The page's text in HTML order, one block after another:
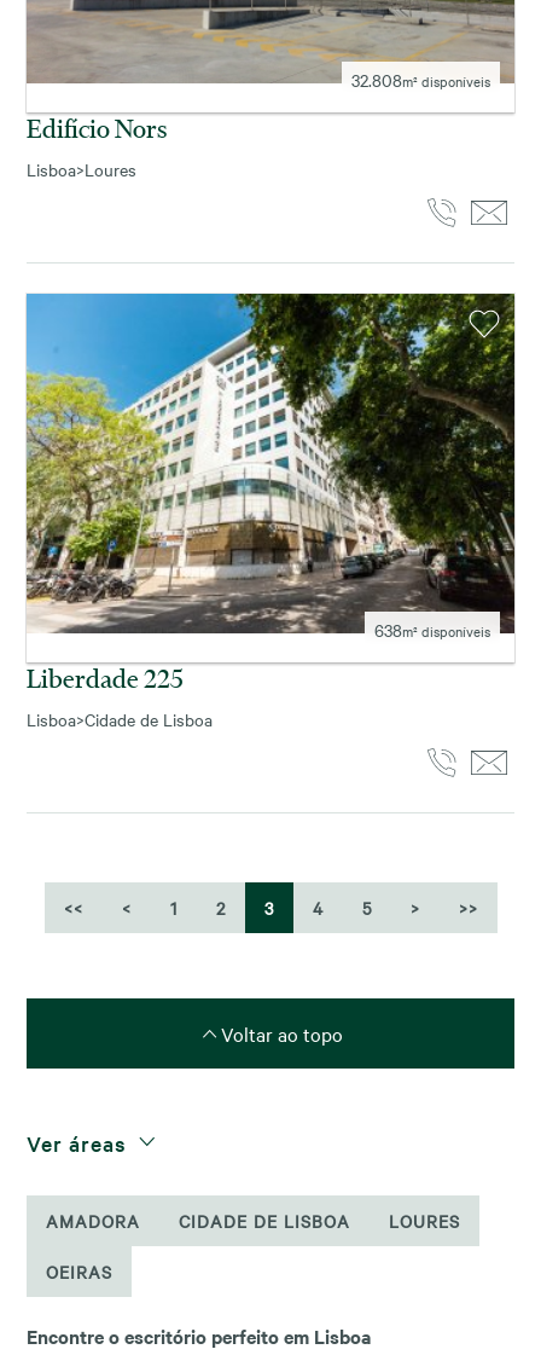
32.808m² disponíveis
Edifício Nors
Lisboa>Loures
638m² disponíveis
Liberdade 225
Lisboa>Cidade de Lisboa
<< < 1 2 3 4 5 > >>
Voltar ao topo
Ver áreas
AMADORA CIDADE DE LISBOA LOURES
OEIRAS
Encontre o escritório perfeito em Lisboa